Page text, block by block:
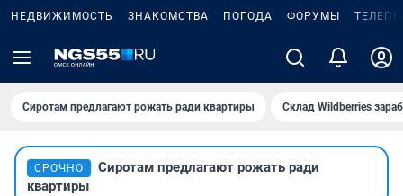
НЕДВИЖИМОСТЬ ЗНАКОМСТВА ПОГОДА ФОРУМЫ
Сиротам предлагают рожать ради квартиры Склад Wildberries
СРОЧНО
Сиротам предлагают рожать ради
квартиры